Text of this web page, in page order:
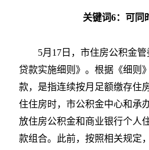
关键词6：可同
5月17日，市住房公积金
贷款实施细则》。根据《细则
款，是指连续按月足额缴存住
住住房时，市公积金中心和承
放住房公积金和商业银行个人
款组合。此前，按照相关规定